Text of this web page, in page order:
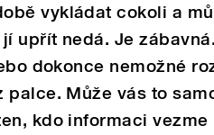
vykládat cokoli a
upřít nedá. Je
dokonce nemožné
palce. Může vás to
kdo informaci